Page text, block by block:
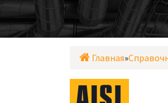
Главная»